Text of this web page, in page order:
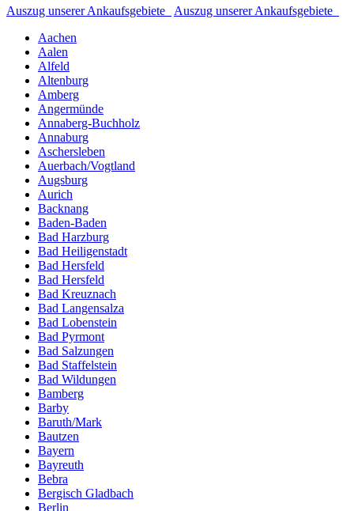
Auszug unserer Ankaufsgebiete
Auszug unserer Ankaufsgebiete
Aachen
Aalen
Alfeld
Altenburg
Amberg
Angermünde
Annaberg-Buchholz
Annaburg
Aschersleben
Auerbach/Vogtland
Augsburg
Aurich
Backnang
Baden-Baden
Bad Harzburg
Bad Heiligenstadt
Bad Hersfeld
Bad Hersfeld
Bad Kreuznach
Bad Langensalza
Bad Lobenstein
Bad Pyrmont
Bad Salzungen
Bad Staffelstein
Bad Wildungen
Bamberg
Barby
Baruth/Mark
Bautzen
Bayern
Bayreuth
Bebra
Bergisch Gladbach
Berlin